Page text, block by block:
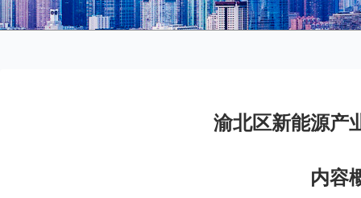
渝北区新能源产
内容